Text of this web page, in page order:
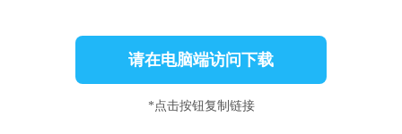
请在电脑端访问下载
*点击按钮复制链接